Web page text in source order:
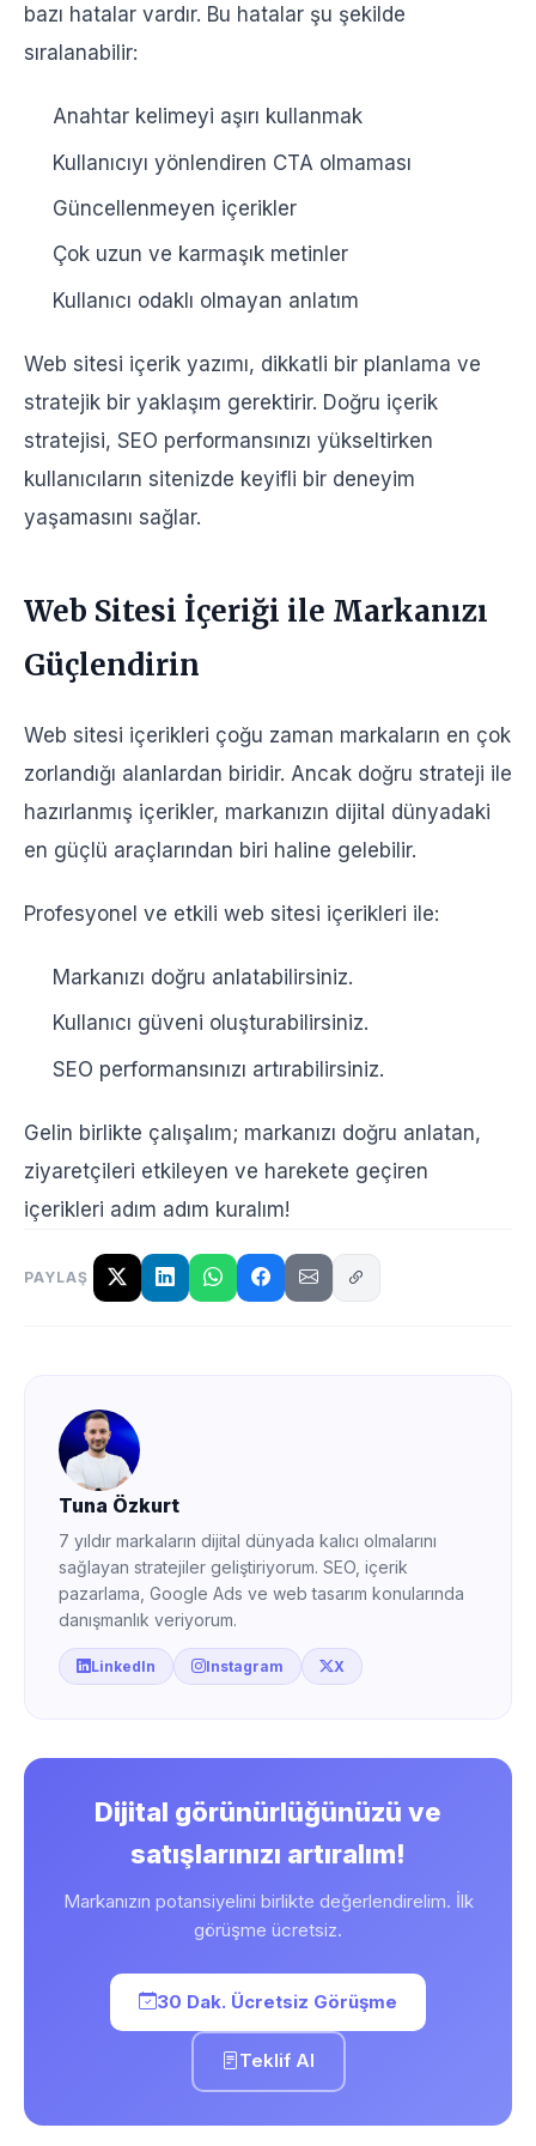
bazı hatalar vardır. Bu hatalar şu şekilde
sıralanabilir:
Anahtar kelimeyi aşırı kullanmak
Kullanıcıyı yönlendiren CTA olmaması
Güncellenmeyen içerikler
Çok uzun ve karmaşık metinler
Kullanıcı odaklı olmayan anlatım
Web sitesi içerik yazımı, dikkatli bir planlama ve
stratejik bir yaklaşım gerektirir. Doğru içerik
stratejisi, SEO performansınızı yükseltirken
kullanıcıların sitenizde keyifli bir deneyim
yaşamasını sağlar.
Web Sitesi İçeriği ile Markanızı
Güçlendirin
Web sitesi içerikleri çoğu zaman markaların en çok
zorlandığı alanlardan biridir. Ancak doğru strateji ile
hazırlanmış içerikler, markanızın dijital dünyadaki
en güçlü araçlarından biri haline gelebilir.
Profesyonel ve etkili web sitesi içerikleri ile:
Markanızı doğru anlatabilirsiniz.
Kullanıcı güveni oluşturabilirsiniz.
SEO performansınızı artırabilirsiniz.
Gelin birlikte çalışalım; markanızı doğru anlatan,
ziyaretçileri etkileyen ve harekete geçiren
içerikleri adım adım kuralım!
PAYLAŞ
Tuna Özkurt
7 yıldır markaların dijital dünyada kalıcı olmalarını
sağlayan stratejiler geliştiriyorum. SEO, içerik
pazarlama, Google Ads ve web tasarım konularında
danışmanlık veriyorum.
LinkedIn Instagram X
Dijital görünürlüğünüzü ve
satışlarınızı artıralım!
Markanızın potansiyelini birlikte değerlendirelim. İlk
görüşme ücretsiz.
30 Dak. Ücretsiz Görüşme
Teklif Al